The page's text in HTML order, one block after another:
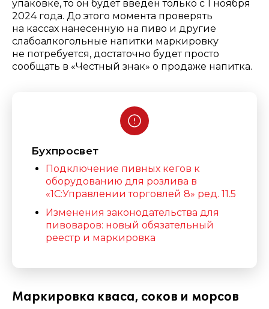
упаковке, то он будет введен только с 1 ноября
2024 года. До этого момента проверять
на кассах нанесенную на пиво и другие
слабоалкогольные напитки маркировку
не потребуется, достаточно будет просто
сообщать в «Честный знак» о продаже напитка.
Бухпросвет
Подключение пивных кегов к
оборудованию для розлива в
«1С:Управлении торговлей 8» ред. 11.5
Изменения законодательства для
пивоваров: новый обязательный
реестр и маркировка
Маркировка кваса, соков и морсов